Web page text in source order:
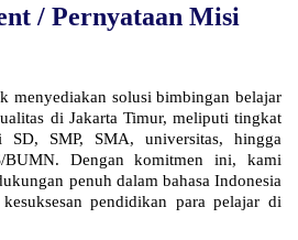
/ Pernyataan Misi
menyediakan solusi bimbingan belajar
di Jakarta Timur, meliputi tingkat
SD, SMP, SMA, universitas, hingga
BUMN. Dengan komitmen ini, kami
penuh dalam bahasa Indonesia
pendidikan para pelajar di